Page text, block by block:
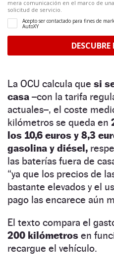
La OCU calcula que si
casa –con la tarifa
actuales–, el coste
kilómetros se queda en
los 10,6 euros y 8,3
gasolina y diésel,
las baterías fuera de
“ya que los precios de
bastante elevados y el
pago las encarece aún
El texto compara el
200 kilómetros en
recargue el vehículo.